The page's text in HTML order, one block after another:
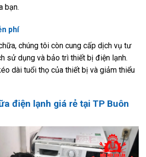
bạn.
phí
chúng tôi còn cung cấp dịch vụ tư
sử dụng và bảo trì thiết bị điện lạnh.
dài tuổi thọ của thiết bị và giảm thiểu
điện lạnh giá rẻ tại TP Buôn